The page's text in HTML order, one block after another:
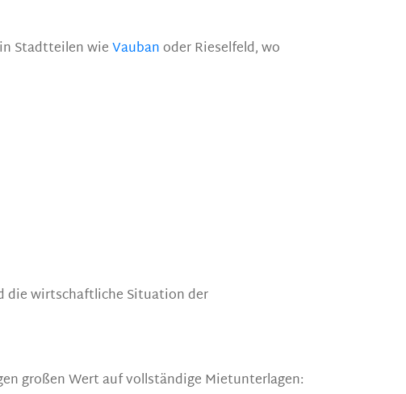
Stadtteilen wieVaubanoder Rieselfeld, wo
die wirtschaftliche Situation der
großen Wert auf vollständige Mietunterlagen: